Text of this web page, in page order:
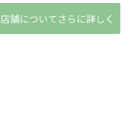
店舗についてさらに詳しく